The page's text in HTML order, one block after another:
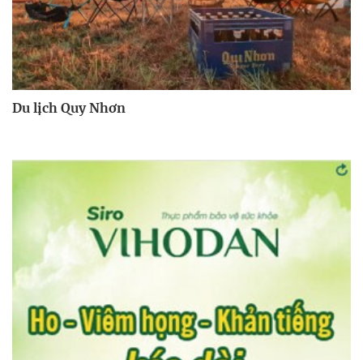
Du lịch Quy Nhơn